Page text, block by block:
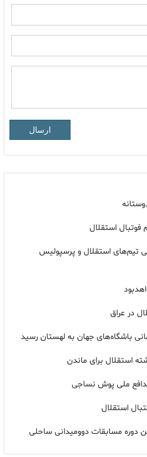
ارسال
فوتبال استقلال
تیم‌های استقلال و پرسپولیس
باشگاه‌های جهان به لهستان رسید
استقلال برای ماندن
ملی پوش نساجی
استقلال
دوره مسابقات دوومیدانی ساحلی